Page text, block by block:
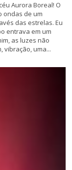
Aurora Boreal! O
ondas de um
das estrelas. Eu
entrava em um
as luzes não
vibração, uma...